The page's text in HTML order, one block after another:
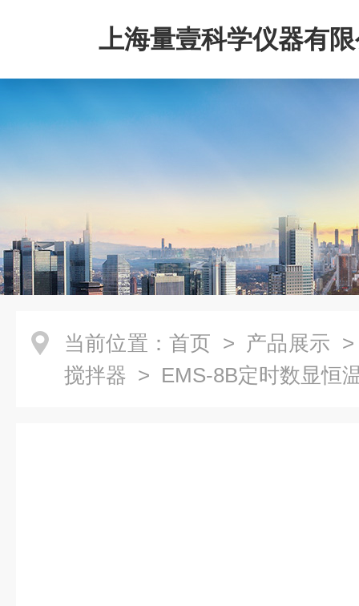
上海量壹科学仪器有
当前位置： 首页 > 产品展示
搅拌器 > EMS-8B定时数显恒